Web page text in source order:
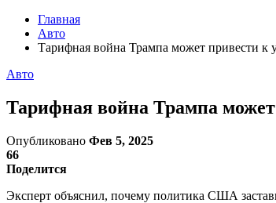
Главная
Авто
Тарифная война Трампа может привести к
Авто
Тарифная война Трампа
Опубликовано Фев 5, 2025
66
Поделится
Эксперт объяснил, почему политика США